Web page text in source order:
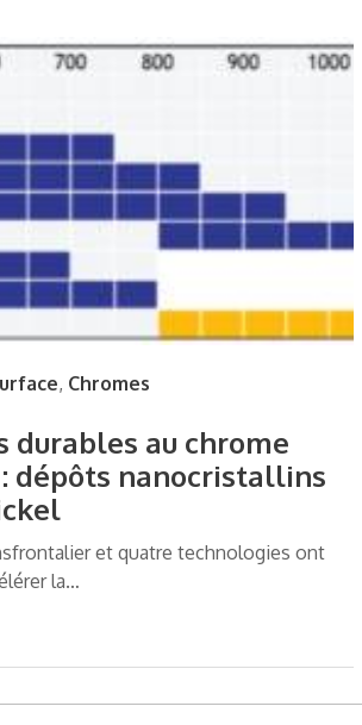
, Chromes
durables au chrome
dépôts nanocristallins
et quatre technologies ont
la…